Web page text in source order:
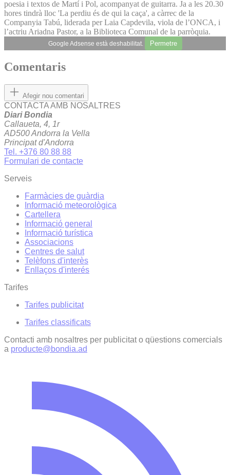
poesia i textos de Martí i Pol, acompanyat de guitarra. Ja a les 20.30
hores tindrà lloc 'La perdiu és de qui la caça', a càrrec de la
Companyia Tabú, liderada per Laia Capdevila, viola de l’ONCA, i
l’actriu Ariadna Pastor, a la Biblioteca Comunal de la parròquia.
Google Adsense està deshabilitat. Permetre
Comentaris
Afegir nou comentari
CONTACTA AMB NOSALTRES
Diari Bondia
Callaueta, 4, 1r
AD500 Andorra la Vella
Principat d'Andorra
Tel. +376 80 88 88
Formulari de contacte
Serveis
Farmàcies de guàrdia
Informació meteorològica
Cartellera
Informació general
Informació turística
Associacions
Centres de salut
Telèfons d'interès
Enllaços d'interés
Tarifes
Tarifes publicitat
Tarifes classificats
Contacti amb nosaltres per publicitat o qüestions comercials
a producte@bondia.ad